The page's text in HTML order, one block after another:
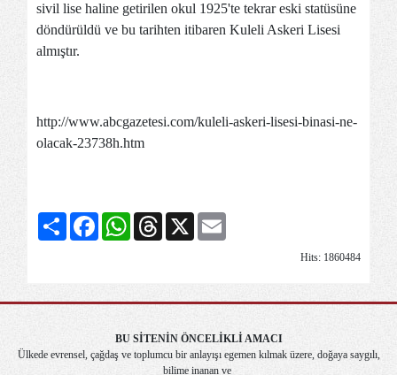
sivil lise haline getirilen okul 1925'te tekrar eski statüsüne
döndürüldü ve bu tarihten itibaren Kuleli Askeri Lisesi
almıştır.
http://www.abcgazetesi.com/kuleli-askeri-lisesi-binasi-ne-
olacak-23738h.htm
Share FacebookWhatsAppThreads
X
Hits: 1860484
BU SİTENİN ÖNCELİKLİ AMACI
Ülkede evrensel, çağdaş ve toplumcu bir anlayışı egemen kılmak üzere, doğaya saygılı,
bilime inanan ve